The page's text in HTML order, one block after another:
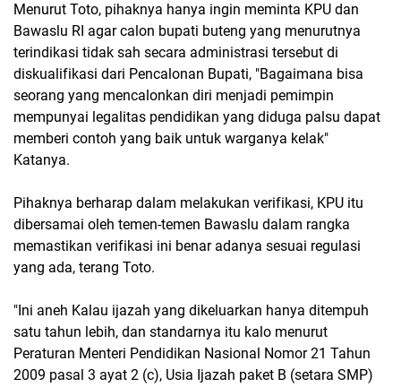
Menurut Toto, pihaknya hanya ingin meminta KPU dan
Bawaslu RI agar calon bupati buteng yang menurutnya
terindikasi tidak sah secara administrasi tersebut di
diskualifikasi dari Pencalonan Bupati, "Bagaimana bisa
seorang yang mencalonkan diri menjadi pemimpin
mempunyai legalitas pendidikan yang diduga palsu dapat
memberi contoh yang baik untuk warganya kelak"
Katanya.
Pihaknya berharap dalam melakukan verifikasi, KPU itu
dibersamai oleh temen-temen Bawaslu dalam rangka
memastikan verifikasi ini benar adanya sesuai regulasi
yang ada, terang Toto.
"Ini aneh Kalau ijazah yang dikeluarkan hanya ditempuh
satu tahun lebih, dan standarnya itu kalo menurut
Peraturan Menteri Pendidikan Nasional Nomor 21 Tahun
2009 pasal 3 ayat 2 (c), Usia Ijazah paket B (setara SMP)